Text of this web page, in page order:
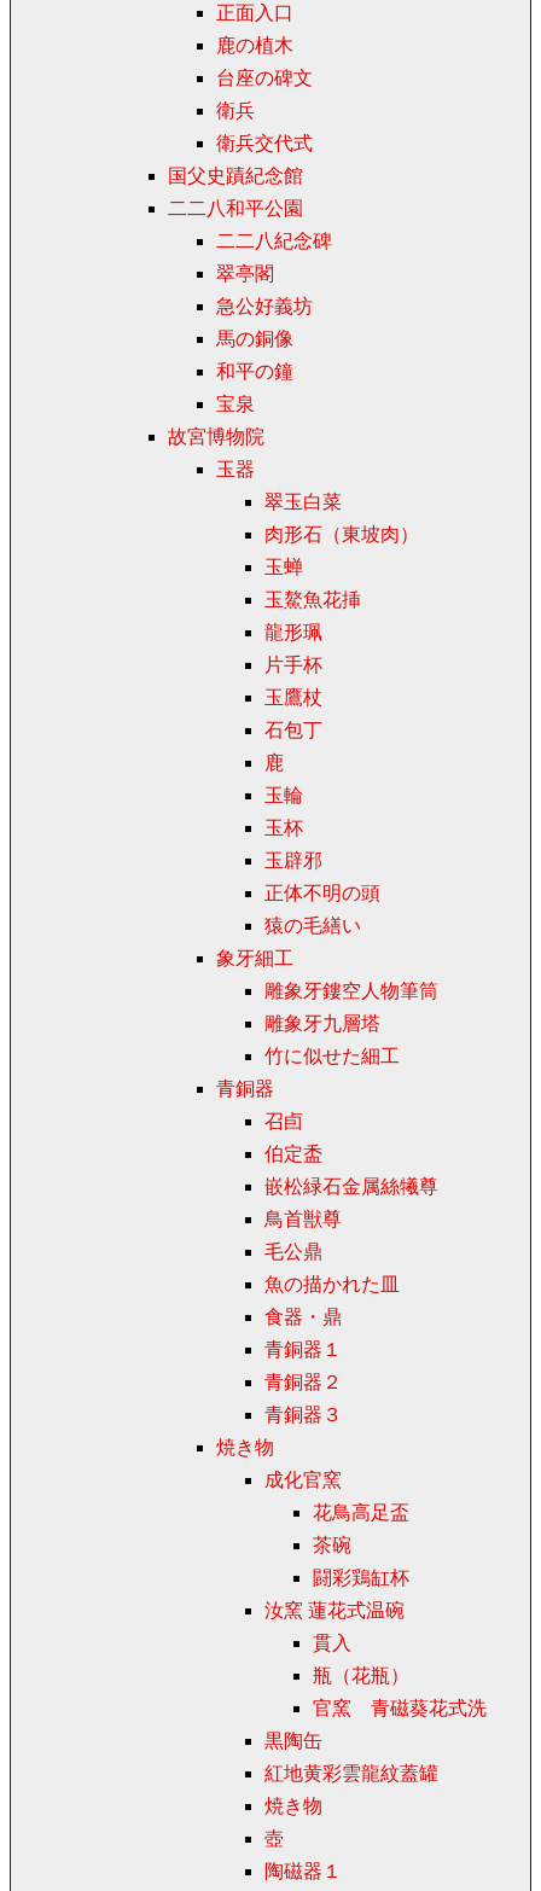
正面入口
鹿の植木
台座の碑文
衛兵
衛兵交代式
国父史蹟紀念館
二二八和平公園
二二八紀念碑
翠亭閣
急公好義坊
馬の銅像
和平の鐘
宝泉
故宮博物院
玉器
翠玉白菜
肉形石（東坡肉）
玉蝉
玉鰲魚花挿
龍形珮
片手杯
玉鷹杖
石包丁
鹿
玉輪
玉杯
玉辟邪
正体不明の頭
猿の毛繕い
象牙細工
雕象牙鏤空人物筆筒
雕象牙九層塔
竹に似せた細工
青銅器
召卣
伯定盉
嵌松緑石金属絲犧尊
鳥首獣尊
毛公鼎
魚の描かれた皿
食器・鼎
青銅器１
青銅器２
青銅器３
焼き物
成化官窯
花鳥高足盃
茶碗
闘彩鶏缸杯
汝窯 蓮花式温碗
貫入
瓶（花瓶）
官窯 青磁葵花式洗
黒陶缶
紅地黄彩雲龍紋蓋罐
焼き物
壺
陶磁器１